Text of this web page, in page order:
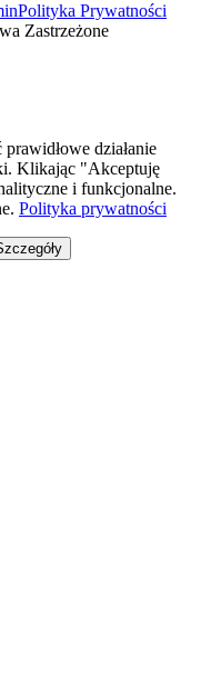
Polityka Prywatności
Zastrzeżone
działanie
Klikając "Akceptuję
i funkcjonalne.
Polityka prywatności